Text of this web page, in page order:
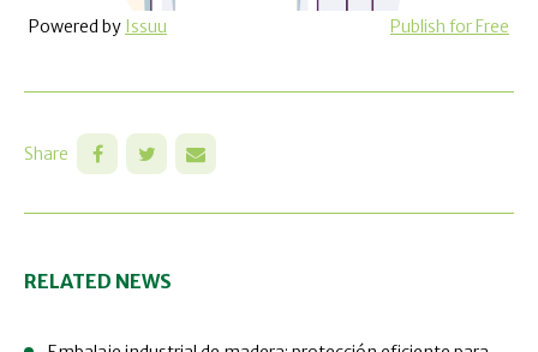
Powered by Issuu Publish for Free
Share
RELATED NEWS